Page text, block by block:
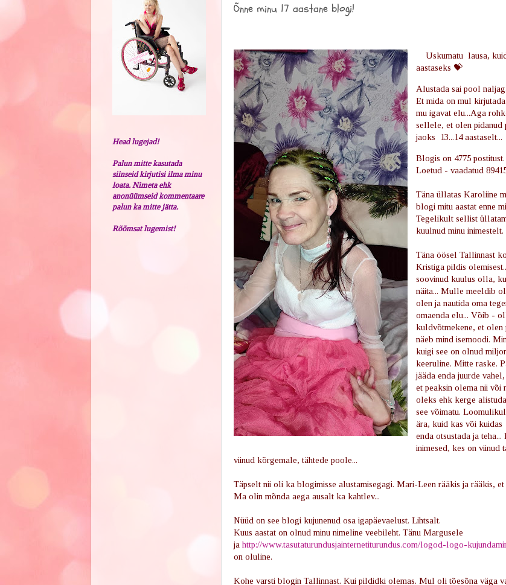
Õnne minu 17 aastane blogi!
Uskumatu lausa,
aastaseks 💝
Alustada sai pool
Et mida on mul
mu igavat elu...Aga
sellele, et olen pidanud
jaoks
13...14 aastaselt...
Blogis on 4775 postitust.
Loetud - vaadatud
Täna üllatas Karoliine
blogi mitu aastat enne
Tegelikult sellist
kuulnud minu inimestelt.
Täna öösel Tallinnast
Kristiga pildis
soovinud kuulus olla,
näita... Mulle meeldib
olen ja nautida oma
omaenda elu... Võib -
kuldvõtmekene, et olen
näeb mind isemoodi.
kuigi see on olnud
keeruline. Mitte raske.
jääda enda juurde
et peaksin olema nii või
oleks ehk kerge
see võimatu.
ära, kuid kas või kuidas
enda otsustada ja
inimesed, kes on viinud
viinud kõrgemale, tähtede poole...
Täpselt nii oli ka blogimisse alustamisegagi. Mari-Leen rääkis ja rääkis,
Ma olin mõnda aega ausalt ka kahtlev...
Nüüd on see blogi kujunenud osa igapäevaelust. Lihtsalt.
Kuus aastat on olnud minu nimeline veebileht. Tänu Margusele
ja http://www.tasutaturundusjainternetiturundus.com/logod-logo-
on oluline.
Kohe varsti blogin Tallinnast. Kui pildidki olemas. Mul oli tõesõna väga
Head lugejad!
Palun mitte kasutada
siinseid kirjutisi ilma minu
loata. Nimeta ehk
anonüümseid kommentaare
palun ka mitte jätta.
Rõõmsat lugemist!